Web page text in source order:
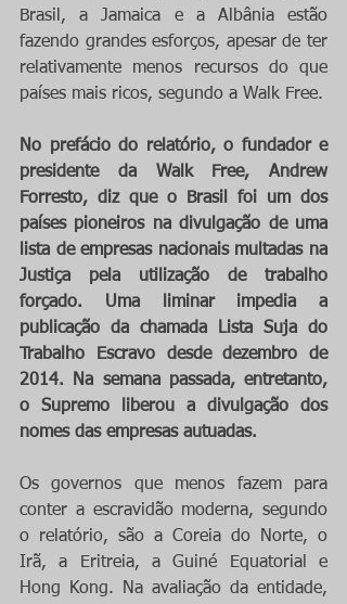
Brasil, a Jamaica e a Albânia estão
fazendo grandes esforços, apesar de ter
relativamente menos recursos do que
países mais ricos, segundo a Walk Free.
No prefácio do relatório, o fundador e
presidente da Walk Free, Andrew
Forresto, diz que o Brasil foi um dos
países pioneiros na divulgação de uma
lista de empresas nacionais multadas na
Justiça pela utilização de trabalho
forçado. Uma liminar impedia a
publicação da chamada Lista Suja do
Trabalho Escravo desde dezembro de
2014. Na semana passada, entretanto,
o Supremo liberou a divulgação dos
nomes das empresas autuadas.
Os governos que menos fazem para
conter a escravidão moderna, segundo
o relatório, são a Coreia do Norte, o
Irã, a Eritreia, a Guiné Equatorial e
Hong Kong. Na avaliação da entidade,